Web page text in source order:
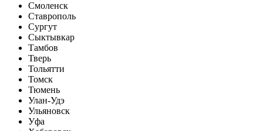
Смоленск
Ставрополь
Сургут
Сыктывкар
Тамбов
Тверь
Тольятти
Томск
Тюмень
Улан-Удэ
Ульяновск
Уфа